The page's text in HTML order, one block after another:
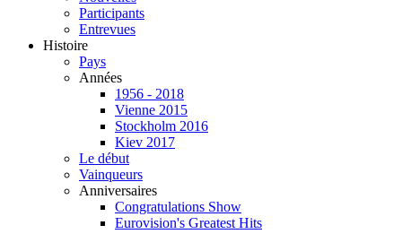
Participants
Entrevues
Histoire
Pays
Années
1956 - 2018
Vienne 2015
Stockholm 2016
Kiev 2017
Le début
Vainqueurs
Anniversaires
Congratulations Show
Eurovision's Greatest Hits